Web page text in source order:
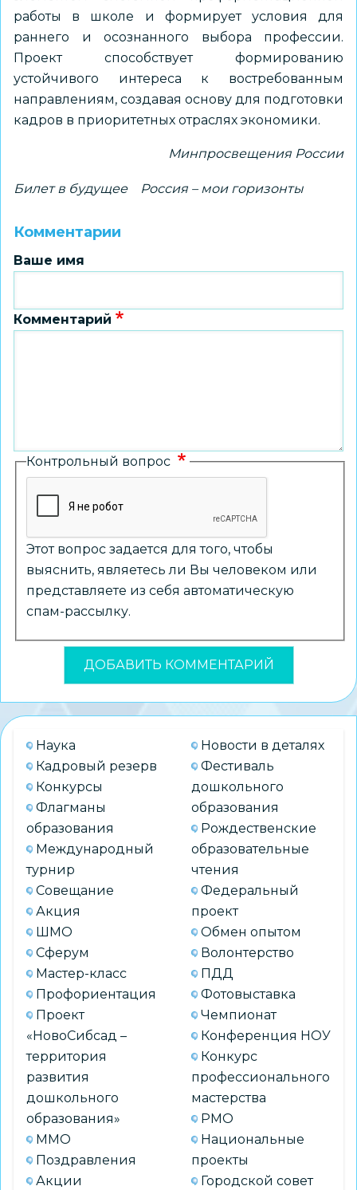
работы в школе и формирует условия для
раннего и осознанного выбора профессии.
Проект способствует формированию
устойчивого интереса к востребованным
направлениям, создавая основу для подготовки
кадров в приоритетных отраслях экономики.
Минпросвещения России
Билет в будущее Россия – мои горизонты
Комментарии
Ваше имя
Комментарий
Контрольный вопрос
Этот вопрос задается для того, чтобы
выяснить, являетесь ли Вы человеком или
представляете из себя автоматическую
спам-рассылку.
Наука
Кадровый резерв
Конкурсы
Флагманы
образования
Международный
турнир
Совещание
Акция
ШМО
Сферум
Мастер-класс
Профориентация
Проект
«НовоСибсад –
территория
развития
дошкольного
образования»
ММО
Поздравления
Акции
Новости в деталях
Фестиваль
дошкольного
образования
Рождественские
образовательные
чтения
Федеральный
проект
Обмен опытом
Волонтерство
ПДД
Фотовыставка
Чемпионат
Конференция НОУ
Конкурс
профессионального
мастерства
РМО
Национальные
проекты
Городской совет